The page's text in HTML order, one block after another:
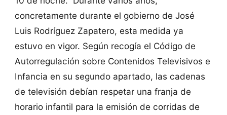
concretamente durante el gobierno de José
Luis Rodríguez Zapatero, esta medida ya
estuvo en vigor. Según recogía el Código de
Autorregulación sobre Contenidos Televisivos e
Infancia en su segundo apartado, las cadenas
de televisión debían respetar una franja de
horario infantil para la emisión de corridas de